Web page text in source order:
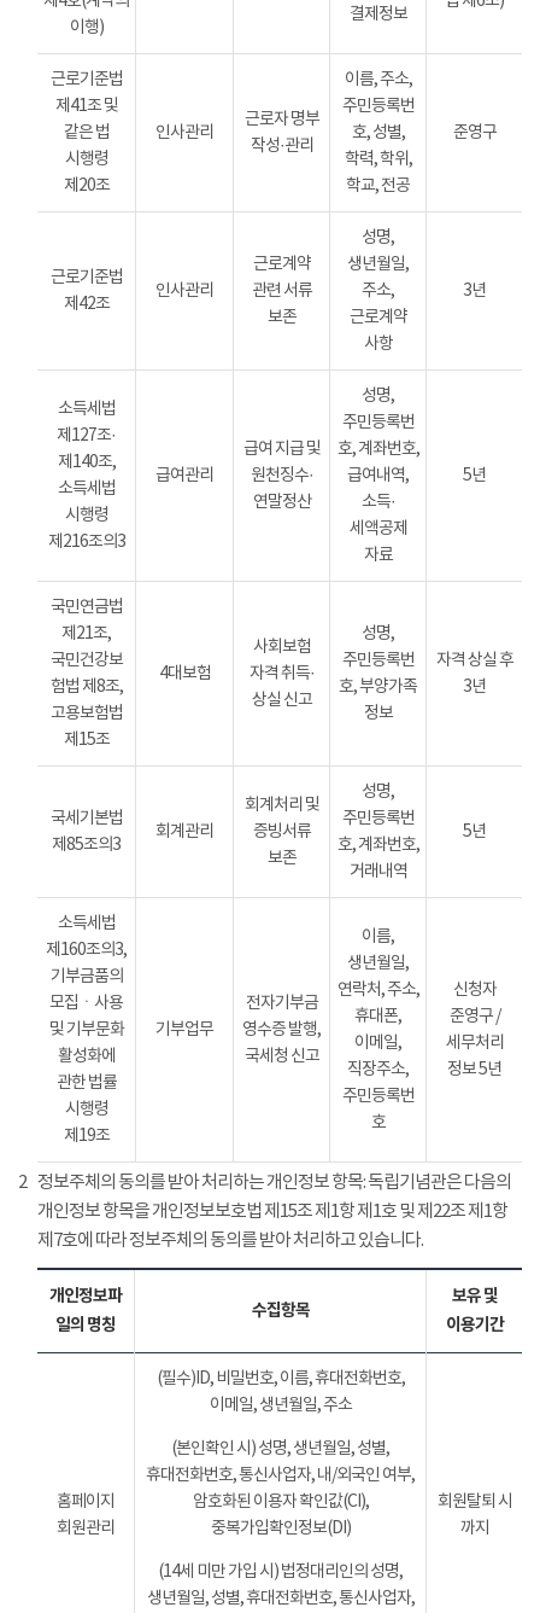
이행)
결제정보
근로기준법
제41조 및
같은 법
시행령
제20조
인사관리
근로자 명부
작성·관리
이름, 주소,
주민등록번
호, 성별,
학력, 학위,
학교, 전공
준영구
근로기준법
제42조
인사관리
근로계약
관련 서류
보존
성명,
생년월일,
주소,
근로계약
사항
3년
소득세법
제127조·
제140조,
소득세법
시행령
제216조의3
급여관리
급여 지급 및
원천징수·
연말정산
성명,
주민등록번
호, 계좌번호,
급여내역,
소득·
세액공제
자료
5년
국민연금법
제21조,
국민건강보
험법 제8조,
고용보험법
제15조
4대보험
사회보험
자격 취득·
상실 신고
성명,
주민등록번
호, 부양가족
정보
자격 상실 후
3년
국세기본법
제85조의3
회계관리
회계처리 및
증빙서류
보존
성명,
주민등록번
호, 계좌번호,
거래내역
5년
소득세법
제160조의3,
기부금품의
모집ㆍ사용
및 기부문화
활성화에
관한 법률
시행령
제19조
기부업무
전자기부금
영수증 발행,
국세청 신고
이름,
생년월일,
연락처, 주소,
휴대폰,
이메일,
직장주소,
주민등록번
호
신청자
준영구 /
세무처리
정보 5년
2 정보주체의 동의를 받아 처리하는 개인정보 항목: 독립기념관은 다음의
개인정보 항목을 개인정보보호법 제15조 제1항 제1호 및 제22조 제1항
제7호에 따라 정보주체의 동의를 받아 처리하고 있습니다.
개인정보파
일의 명칭
수집항목
보유 및
이용기간
홈페이지
회원관리
(필수)ID, 비밀번호, 이름, 휴대전화번호,
이메일, 생년월일, 주소
(본인확인 시) 성명, 생년월일, 성별,
휴대전화번호, 통신사업자, 내/외국인 여부,
암호화된 이용자 확인값(CI),
중복가입확인정보(DI)
(14세 미만 가입 시) 법정대리인의 성명,
생년월일, 성별, 휴대전화번호, 통신사업자,
회원탈퇴 시
까지